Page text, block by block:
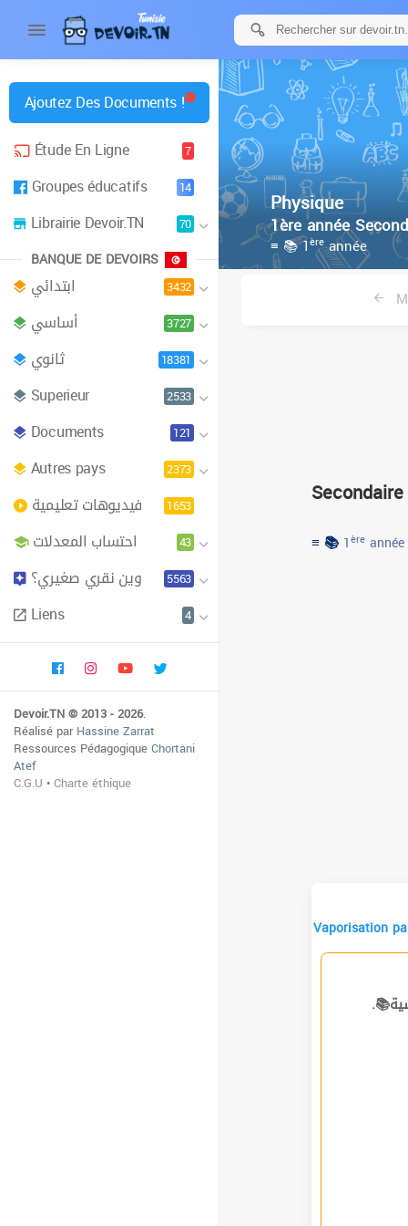
Ajoutez Des Documents !
Étude En Ligne
7
Groupes éducatifs 14
Librairie Devoir.TN 70
BANQUE DE DEVOIRS
ابتدائي 3432
أساسي 3727
ثانوي 18381
Superieur 2533
Documents 121
Autres pays 2373
فيديوهات تعليمية 1653
احتساب المعدلات 43
وين نقري صغيري؟ 5563
Liens 4
Devoir.TN © 2013 - 2026.
Réalisé parHassine Zarrat
Ressources PédagogiqueChortani
Atef
C.G.U •Charte éthique
Physique
1ère année
≡ 📚 1èreannée
Secondaire
≡ 📚 1ère année
Vaporisation